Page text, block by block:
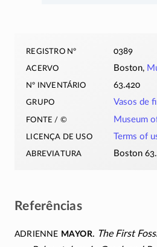
registro nº 0389
acervo Boston,
nº inventário 63.420
grupo Vasos de
fonte / © Museum
licença de uso Terms of
abreviatura Boston
Referências
Adrienne Mayor. The First